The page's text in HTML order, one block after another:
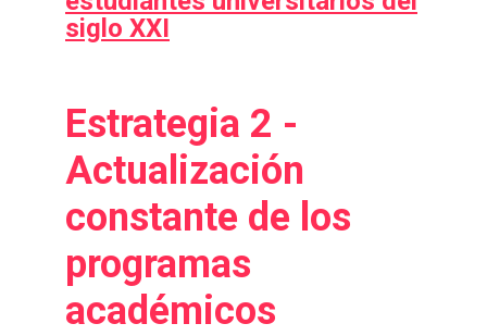
siglo XXI
Estrategia 2 -
Actualización
constante de los
programas
académicos